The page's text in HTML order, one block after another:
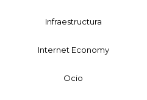
Infraestructura
Internet Economy
Ocio